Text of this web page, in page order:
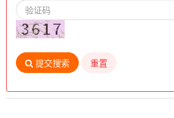
提交搜索 重置